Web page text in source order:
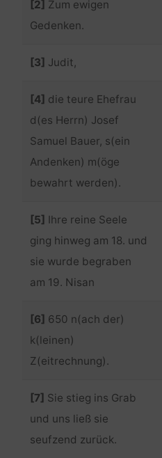
[2] Zum ewigen
Gedenken.
[3] Judit,
[4] die teure Ehefrau
d(es Herrn) Josef
Samuel Bauer, s(ein
Andenken) m(öge
bewahrt werden).
[5] Ihre reine Seele
ging hinweg am 18. und
sie wurde begraben
am 19. Nisan
[6] 650 n(ach der)
k(leinen)
Z(eitrechnung).
[7] Sie stieg ins Grab
und uns ließ sie
seufzend zurück.